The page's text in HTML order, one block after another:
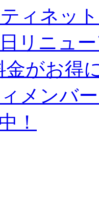
ィネッ
日リニュ